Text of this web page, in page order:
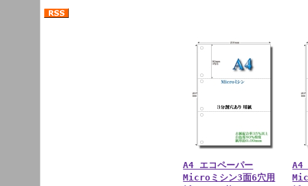
A4 エコペーパー
Microミシン3面6穴用
A4